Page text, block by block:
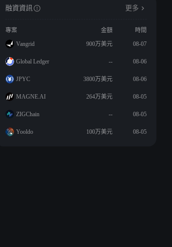
融資資訊 更多
專案 金額
時間
Vangrid
900万美元 08-07
Global Ledger -- 08-06
JPYC 3800万美元 08-06
MAGNE.AI 264万美元 08-05
ZIGChain -- 08-05
Yooldo 100万美元 08-05